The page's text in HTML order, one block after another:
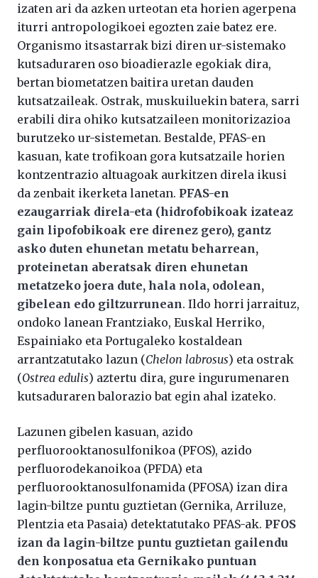
izaten ari da azken urteotan eta horien agerpena
iturri antropologikoei egozten zaie batez ere.
Organismo itsastarrak bizi diren ur-sistemako
kutsaduraren oso bioadierazle egokiak dira,
bertan biometatzen baitira uretan dauden
kutsatzaileak. Ostrak, muskuiluekin batera, sarri
erabili dira ohiko kutsatzaileen monitorizazioa
burutzeko ur-sistemetan. Bestalde, PFAS-en
kasuan, kate trofikoan gora kutsatzaile horien
kontzentrazio altuagoak aurkitzen direla ikusi
da zenbait ikerketa lanetan. PFAS-en
ezaugarriak direla-eta (hidrofobikoak izateaz
gain lipofobikoak ere direnez gero), gantz
asko duten ehunetan metatu beharrean,
proteinetan aberatsak diren ehunetan
metatzeko joera dute, hala nola, odolean,
gibelean edo giltzurrunean. Ildo horri jarraituz,
ondoko lanean Frantziako, Euskal Herriko,
Espainiako eta Portugaleko kostaldean
arrantzatutako lazun (Chelon labrosus) eta ostrak
(Ostrea edulis) aztertu dira, gure ingurumenaren
kutsaduraren balorazio bat egin ahal izateko.
Lazunen gibelen kasuan, azido
perfluorooktanosulfonikoa (PFOS), azido
perfluorodekanoikoa (PFDA) eta
perfluorooktanosulfonamida (PFOSA) izan dira
lagin-biltze puntu guztietan (Gernika, Arriluze,
Plentzia eta Pasaia) detektatutako PFAS-ak. PFOS
izan da lagin-biltze puntu guztietan gailendu
den konposatua eta Gernikako puntuan